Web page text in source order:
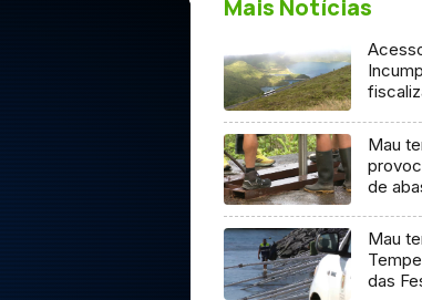
Mais Notícias
Mau
de
Mau
das